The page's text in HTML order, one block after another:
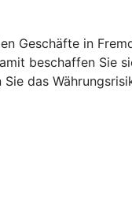
Geschäfte in
beschaffen Sie
das